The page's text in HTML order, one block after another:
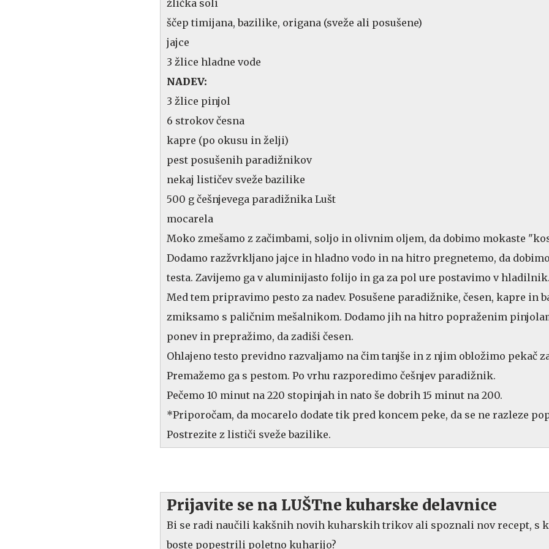
žlička soli
ščep timijana, bazilike, origana (sveže ali posušene)
jajce
3 žlice hladne vode
NADEV:
3 žlice pinjol
6 strokov česna
kapre (po okusu in želji)
pest posušenih paradižnikov
nekaj lističev sveže bazilike
500 g češnjevega paradižnika Lušt
mocarela
Moko zmešamo z začimbami, soljo in olivnim oljem, da dobimo mokaste
Dodamo razžvrkljano jajce in hladno vodo in na hitro pregnetemo, da
testa. Zavijemo ga v aluminijasto folijo in ga za pol ure postavimo v hladilnik.
Med tem pripravimo pesto za nadev. Posušene paradižnike, česen, kapre in
zmiksamo s paličnim mešalnikom. Dodamo jih na hitro popraženim
ponev in prepražimo, da zadiši česen.
Ohlajeno testo previdno razvaljamo na čim tanjše in z njim obložimo pekač
Premažemo ga s pestom. Po vrhu razporedimo češnjev paradižnik.
Pečemo 10 minut na 220 stopinjah in nato še dobrih 15 minut na 200.
*Priporočam, da mocarelo dodate tik pred koncem peke, da se ne razleze
Postrezite z lističi sveže bazilike.
Prijavite se na LUŠTne kuharske delavnice
Bi se radi naučili kakšnih novih kuharskih trikov ali spoznali nov recept, s
boste popestrili poletno kuharijo?